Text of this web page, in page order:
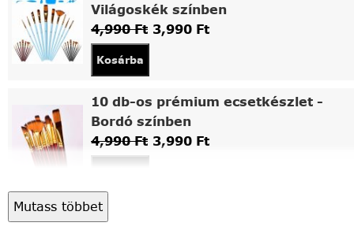
Világoskék színben
4,990Ft 3,990 Ft
Kosárba
10 db-os prémium ecsetkészlet -
Bordó színben
4,990Ft 3,990 Ft
Asztali fa festőállvány
Mutass többet